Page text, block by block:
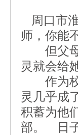
周口市
师，你能
但父母
灵就会给
作为校
灵几乎成
积蓄为他
部。 日子